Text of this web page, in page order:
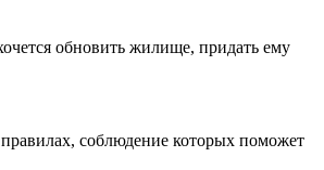
обновить жилище, придать ему
соблюдение которых поможет